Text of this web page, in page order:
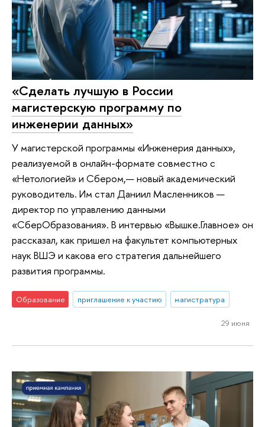
«Сделать лучшую в России
магистерскую программу по
инженерии данных»
У магистерской программы «Инженерия данных»,
реализуемой в онлайн-формате совместно с
«Нетологией» и Сбером,— новый академический
руководитель. Им стал Даниил Масленников —
директор по управлению данными
«СберОбразования». В интервью «Вышке.Главное» он
рассказал, как пришел на факультет компьютерных
наук ВШЭ и какова его стратегия дальнейшего
развития программы.
Образование приглашение к участию магистратура
29 июня